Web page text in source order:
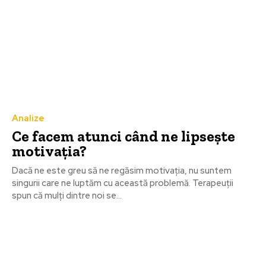
Analize
Ce facem atunci când ne lipsește
motivaţia?
Dacă ne este greu să ne regăsim motivaţia, nu suntem
singurii care ne luptăm cu această problemă. Terapeuţii
spun că mulţi dintre noi se...